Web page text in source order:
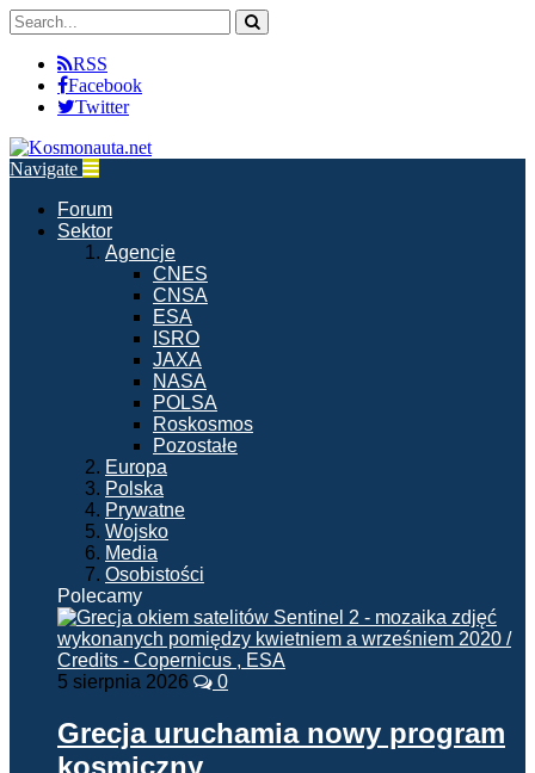
RSS
Facebook
Twitter
Navigate
Forum
Sektor
Agencje
CNES
CNSA
ESA
ISRO
JAXA
NASA
POLSA
Roskosmos
Pozostałe
Europa
Polska
Prywatne
Wojsko
Media
Osobistości
Polecamy
5 sierpnia 2026 0
Grecja uruchamia nowy program
kosmiczny